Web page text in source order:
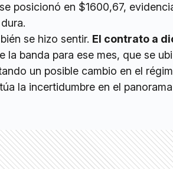
posicionó en $1600,67,
se hizo sentir. El contrato a
la banda para ese mes, que se
un posible cambio en el
la incertidumbre en el panorama